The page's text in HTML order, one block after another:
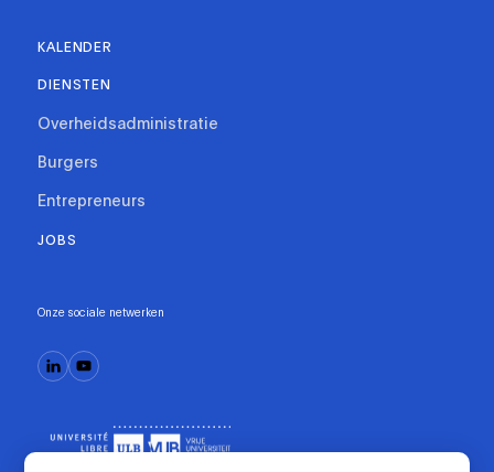
KALENDER
DIENSTEN
Overheidsadministratie
Burgers
Entrepreneurs
JOBS
Onze sociale netwerken